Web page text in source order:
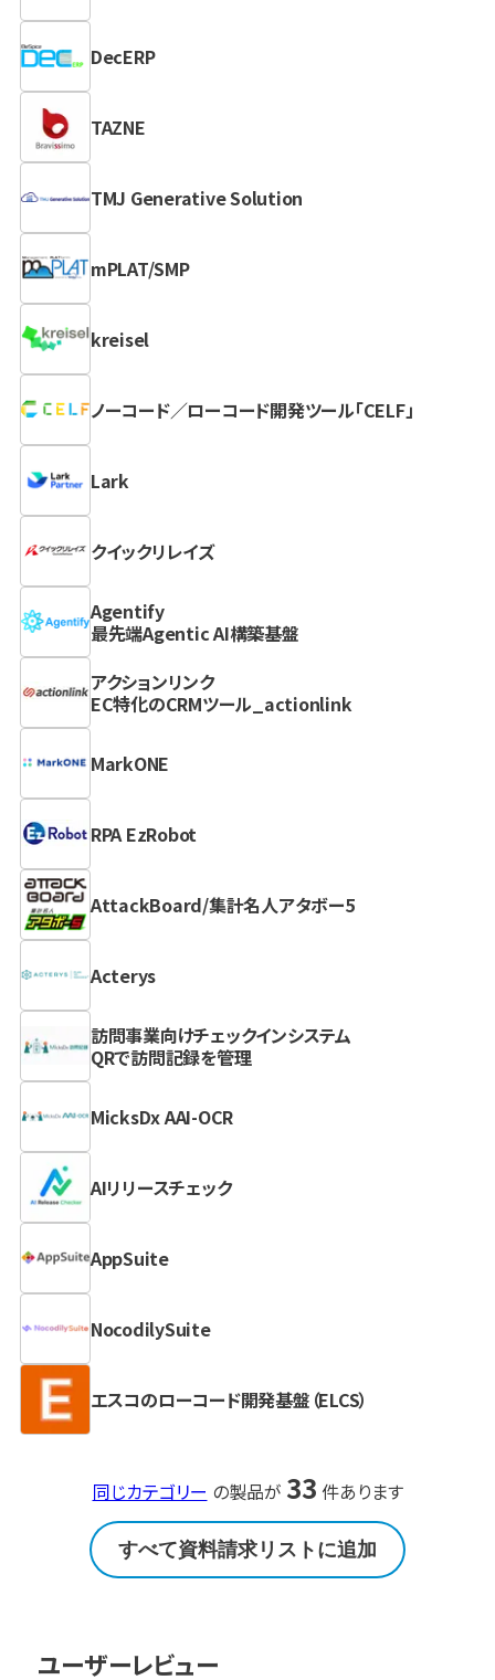
DecERP
TAZNE
TMJ Generative Solution
mPLAT/SMP
kreisel
ノーコード／ローコード開発ツール「CELF」
Lark
クイックリレイズ
Agentify
最先端Agentic AI構築基盤
アクションリンク
EC特化のCRMツール_actionlink
MarkONE
RPA EzRobot
AttackBoard/集計名人アタボー5
Acterys
訪問事業向けチェックインシステム
QRで訪問記録を管理
MicksDx AAI-OCR
AIリリースチェック
AppSuite
NocodilySuite
エスコのローコード開発基盤（ELCS）
同じカテゴリー の製品が 33 件あります
すべて資料請求リストに追加
ユーザーレビュー